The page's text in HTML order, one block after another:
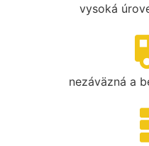
vysoká
nezáväzná a